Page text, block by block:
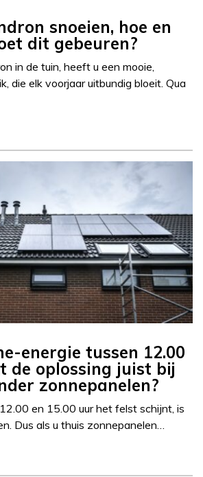
snoeien, hoe en
dit gebeuren?
in de tuin, heeft u een mooie,
die elk voorjaar uitbundig bloeit. Qua
energie tussen 12.00
de oplossing juist bij
zonnepanelen?
en 15.00 uur het felst schijnt, is
Dus als u thuis zonnepanelen…